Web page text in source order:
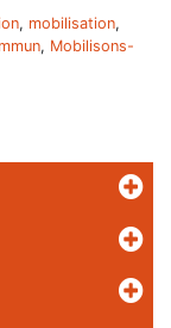
, mobilisation,
, Mobilisons-